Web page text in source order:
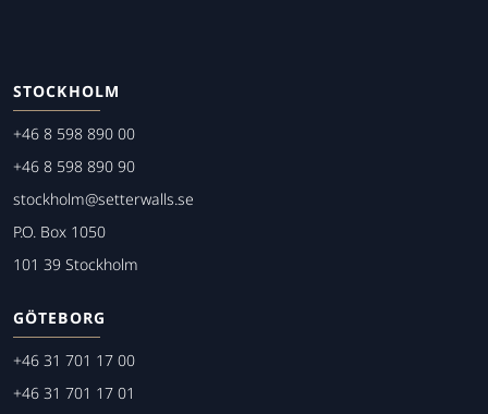
STOCKHOLM
+46 8 598 890 00
+46 8 598 890 90
stockholm@setterwalls.se
P.O. Box 1050
101 39 Stockholm
GÖTEBORG
+46 31 701 17 00
+46 31 701 17 01